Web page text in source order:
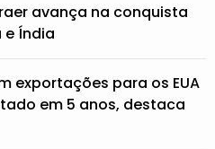
avança na conquista
e Índia
exportações para os EUA
em 5 anos, destaca